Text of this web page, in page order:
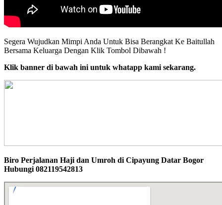
Segera Wujudkan Mimpi Anda Untuk Bisa Berangkat Ke Baitullah
Bersama Keluarga Dengan Klik Tombol Dibawah !
Klik banner di bawah ini untuk whatapp kami sekarang.
Biro Perjalanan Haji dan Umroh di Cipayung Datar Bogor
Hubungi 082119542813